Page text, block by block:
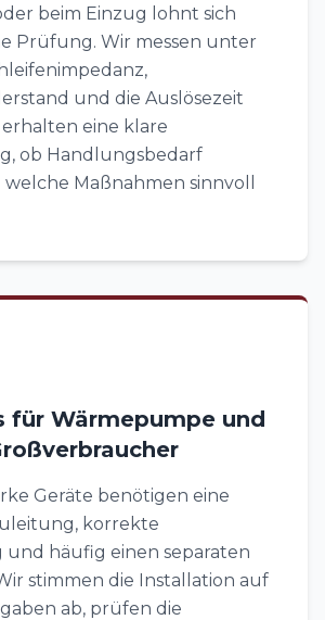
beim Einzug lohnt sich
Prüfung. Wir messen unter
und die Auslösezeit
erhalten eine klare
ob Handlungsbedarf
Maßnahmen sinnvoll
für Wärmepumpe und
Geräte benötigen eine
korrekte
und häufig einen separaten
stimmen die Installation auf
ab, prüfen die